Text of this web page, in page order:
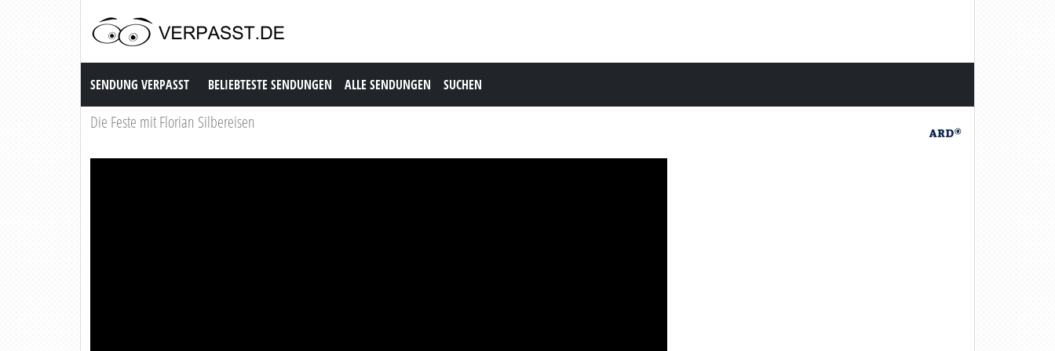
Sendung Verpasst
SENDUNG VERPASST BELIEBTESTE SENDUNGEN ALLE SENDUNGEN SUCHEN
Die Feste mit Florian Silbereisen